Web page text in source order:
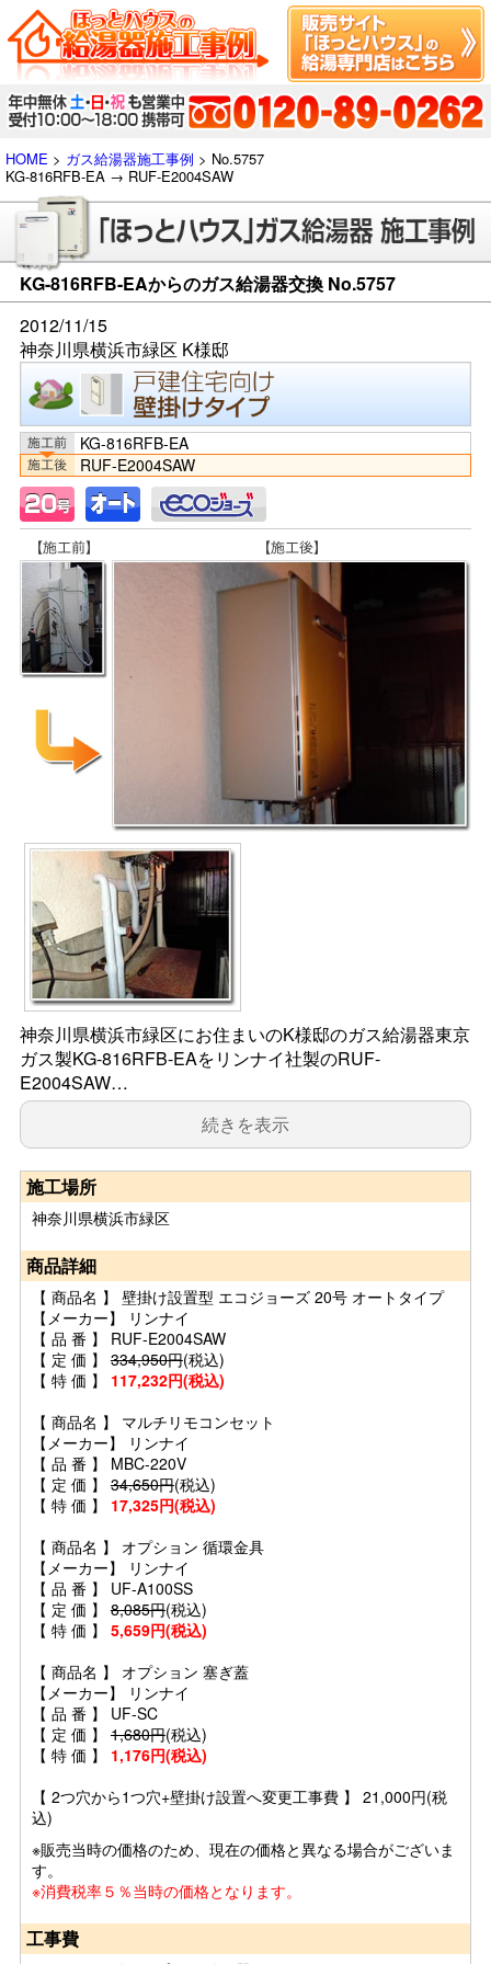
HOME > ガス給湯器施工事例 > No.5757
KG-816RFB-EA → RUF-E2004SAW
KG-816RFB-EAからのガス給湯器交換 No.5757
2012/11/15
神奈川県横浜市緑区 K様邸
KG-816RFB-EA
RUF-E2004SAW
神奈川県横浜市緑区にお住まいのK様邸のガス給湯器東京
ガス製KG-816RFB-EAをリンナイ社製のRUF-
E2004SAW…
続きを表示
施工場所
神奈川県横浜市緑区
商品詳細
【 商品名 】 壁掛け設置型 エコジョーズ 20号 オートタイプ
【メーカー】 リンナイ
【 品 番 】 RUF-E2004SAW
【 定 価 】 334,950円(税込)
【 特 価 】 117,232円(税込)
【 商品名 】 マルチリモコンセット
【メーカー】 リンナイ
【 品 番 】 MBC-220V
【 定 価 】 34,650円(税込)
【 特 価 】 17,325円(税込)
【 商品名 】 オプション 循環金具
【メーカー】 リンナイ
【 品 番 】 UF-A100SS
【 定 価 】 8,085円(税込)
【 特 価 】 5,659円(税込)
【 商品名 】 オプション 塞ぎ蓋
【メーカー】 リンナイ
【 品 番 】 UF-SC
【 定 価 】 1,680円(税込)
【 特 価 】 1,176円(税込)
【 2つ穴から1つ穴+壁掛け設置へ変更工事費 】 21,000円(税
込)
※販売当時の価格のため、現在の価格と異なる場合がございま
す。
※消費税率５％当時の価格となります。
工事費